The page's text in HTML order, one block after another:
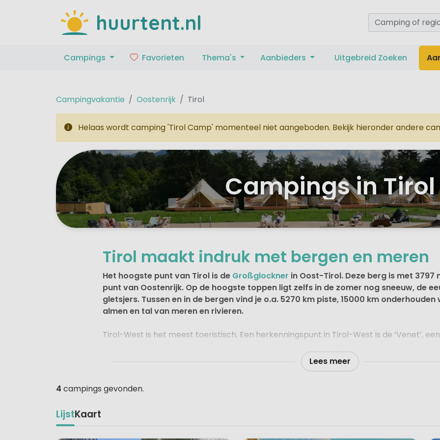
huurtent.nl
Campings Favorieten Thema's Aanbieders Uitgebreid Zoeken
Campingvakantie Oostenrijk Tirol
Helaas wordt camping 'Tirol Camp' momenteel niet aangeboden. Bekijk hieronder andere
Campings in Tirol
Tirol maakt indruk met bergen en meren
Het hoogste punt van Tirol is de Großglockner in Oost-Tirol. Deze berg is met
punt van Oostenrijk. Op de hoogste toppen ligt zelfs in de zomer nog sneeuw, de
gletsjers. Tussen en in de bergen vind je o.a. 5270 km piste, 15000 km
almen en tal van meren en rivieren.
Tirol-West is het meest toeristisch. Een herkenningspunt in Tirol-West is de ‘Venet’,
riviertjes. Oost-Tirol, liggend aan de zonbeschenen zuidkant van het Hohe
Lees meer
4 campings gevonden.
LijstKaart